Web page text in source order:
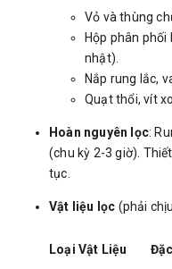
Vỏ và thùng
Hộp phân
nhật).
Nắp rung lắc,
Quạt thổi, vít
Hoàn nguyên lọc:
(chu kỳ 2-3 giờ).
tục.
Vật liệu lọc (phải
Loại Vật Liệu